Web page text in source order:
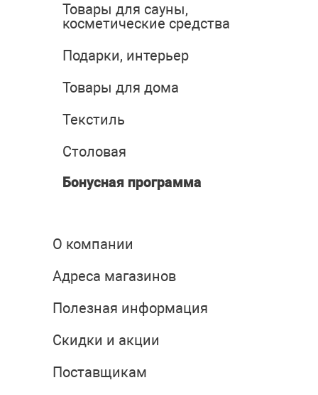
Товары для сауны,
косметические средства
Подарки, интерьер
Товары для дома
Текстиль
Столовая
Бонусная программа
О компании
Адреса магазинов
Полезная информация
Скидки и акции
Поставщикам